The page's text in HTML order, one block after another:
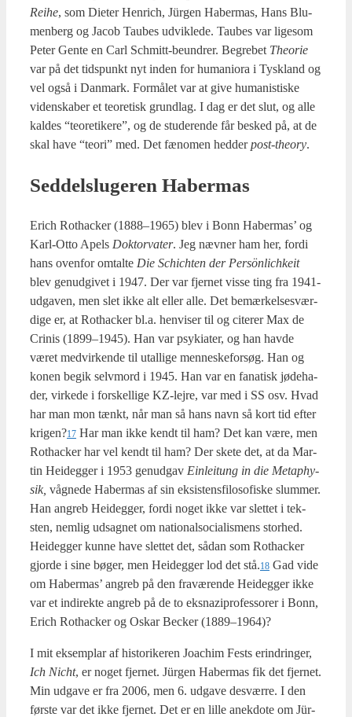
Rei­he, som Die­ter Hen­rich, Jür­gen Haber­mas, Hans Blu­
men­berg og Jacob Tau­bes udvik­le­de. Tau­bes var lige­som
Peter Gen­te en Carl Sch­mitt-beun­drer. Begre­bet The­o­rie
var på det tids­punkt nyt inden for huma­ni­o­ra i Tys­kland og
vel også i Dan­mark. For­må­let var at give huma­ni­sti­ske
viden­ska­ber et teo­re­tisk grund­lag. I dag er det slut, og alle
kal­des “teo­re­ti­ke­re”, og de stu­de­ren­de får besked på, at de
skal have “teo­ri” med. Det fæno­men hed­derpost-the­ory.
Sed­del­slu­ge­ren Haber­mas
Erich Rot­ha­ck­er (1888–1965) blev i Bonn Haber­mas’ og
Karl-Otto Apels Dok­tor­va­ter. Jeg næv­ner ham her, for­di
hans oven­for omtal­te Die Schi­ch­ten der Per­sön­li­chkeit
blev genud­gi­vet i 1947. Der var fjer­net vis­se ting fra 1941-
udga­ven, men slet ikke alt eller alle. Det bemær­kel­ses­vær­
di­ge er, at Rot­ha­ck­er bl.a. hen­vi­ser til og cite­rer Max de
Cri­nis (1899–1945). Han var psy­ki­a­ter, og han hav­de
været med­vir­ken­de til utal­li­ge men­ne­ske­for­søg. Han og
konen begik selv­mord i 1945. Han var en fana­tisk jøde­ha­
der, vir­ke­de i for­skel­li­ge KZ-lej­re, var med i SS osv. Hvad
har man mon tænkt, når man så hans navn så kort tid efter
krigen?17 Har man ikke kendt til ham? Det kan være, men
Rot­ha­ck­er har vel kendt til ham? Der ske­te det, at da Mar­
tin Hei­deg­ger i 1953 genud­gav Ein­lei­tung in die Metap­hy­
sik, våg­ne­de Haber­mas af sin eksi­stens­fi­lo­so­fi­ske slum­mer.
Han angreb Hei­deg­ger, for­di noget ikke var slet­tet i tek­
sten, nem­lig udsag­net om natio­nalso­ci­a­lis­mens stor­hed.
Hei­deg­ger kun­ne have slet­tet det, sådan som Rot­ha­ck­er
gjor­de i sine bøger, men Hei­deg­ger lod det stå.18 Gad vide
om Haber­mas’ angreb på den fra­væ­ren­de Hei­deg­ger ikke
var et indi­rek­te angreb på de to eks­na­zi­pro­fes­so­rer i Bonn,
Erich Rot­ha­ck­er og Oskar Beck­er (1889–1964)?
I mit eksem­plar af histo­ri­ke­ren Joa­chim Fests erin­drin­ger,
Ich Nicht, er noget fjer­net. Jür­gen Haber­mas fik det fjer­net.
Min udga­ve er fra 2006, men 6. udga­ve desvær­re. I den
før­ste var det ikke fjer­net. Det er en lil­le anek­do­te om Jür­